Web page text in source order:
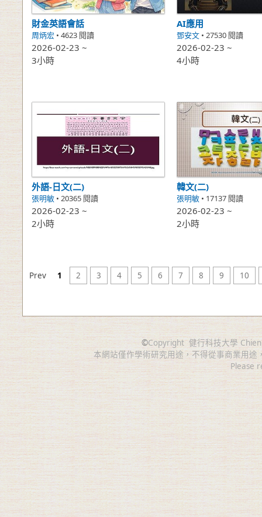
財金英語會話
周炳宏 • 4623 閱讀
2026-02-23 ~
3小時
AI應用
鄧安文 • 27530 閱讀
2026-02-23 ~
4小時
外語-日文(二)
張明敏 • 20365 閱讀
2026-02-23 ~
2小時
韓文(二)
張明敏 • 17137 閱讀
2026-02-23 ~
2小時
Prev 1 2 3 4 5 6 7 8 9 10
©Copyright健行科技大學
本網站僅作學術研究用途，不得從事商業用
Please